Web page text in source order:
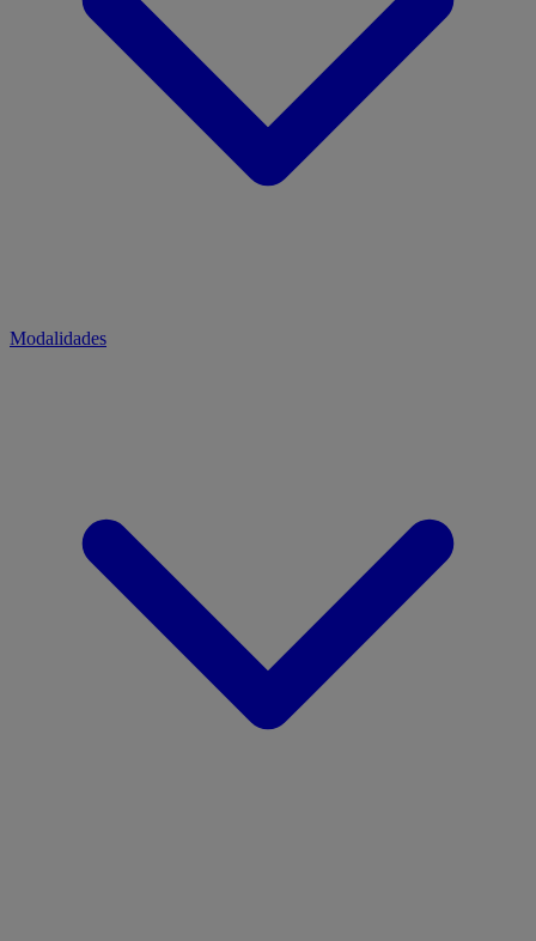
Modalidades